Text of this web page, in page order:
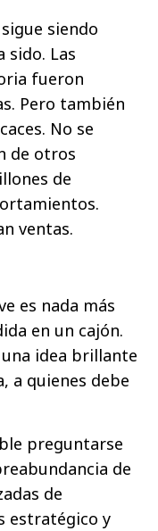
siendo
sido. Las
fueron
Pero también
No se
de otros
de
ventas.
es nada más
en un cajón.
idea brillante
a quienes debe
preguntarse
de
de
estratégico y